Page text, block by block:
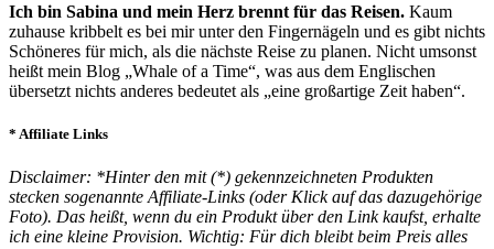
Ich bin Sabina und mein Herz brennt für das Reisen. Kaum
zuhause kribbelt es bei mir unter den Fingernägeln und es gibt nichts
Schöneres für mich, als die nächste Reise zu planen. Nicht umsonst
heißt mein Blog „Whale of a Time“, was aus dem Englischen
übersetzt nichts anderes bedeutet als „eine großartige Zeit haben“.
* Affiliate Links
Disclaimer: *Hinter den mit (*) gekennzeichneten Produkten
stecken sogenannte Affiliate-Links (oder Klick auf das dazugehörige
Foto). Das heißt, wenn du ein Produkt über den Link kaufst, erhalte
ich eine kleine Provision. Wichtig: Für dich bleibt beim Preis alles